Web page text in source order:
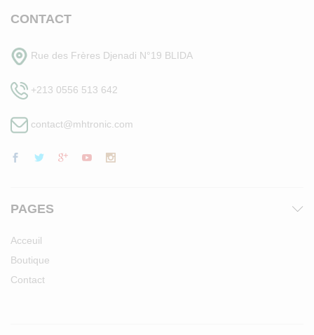
CONTACT
Rue des Frères Djenadi N°19 BLIDA
+213 0556 513 642
contact@mhtronic.com
PAGES
Acceuil
Boutique
Contact